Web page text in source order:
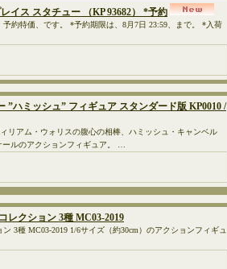
イス スタチュー （KP 93682） *予約
約特価、です。 *予約期限は、8月7日 23:59、まで。 *入荷
”ハミッシュ” フィギュア スタンダード版 KP0010 /
リアム・ウォリスの腹心の相棒、ハミッシュ・キャンベル
ルのアクションフィギュア。 …
レクション 3種 MC03-2019
3種 MC03-2019 1/6サイズ（約30cm）のアクションフィギュ